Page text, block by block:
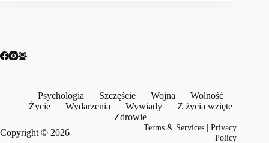
Psychologia Szczęście Wojna
Wolność
Życie
Wydarzenia Wywiady
Z życia wzięte
Zdrowie
Copyright © 2026
Terms & Services |Privacy
Policy